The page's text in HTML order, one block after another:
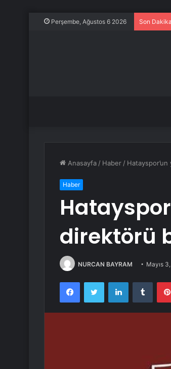
Perşembe, Ağustos 6 2026 Son
Anasayfa / Haber /
Haber
direktörü
NURCAN BAYRAM Mayıs
FacebookTwitter LinkedIn